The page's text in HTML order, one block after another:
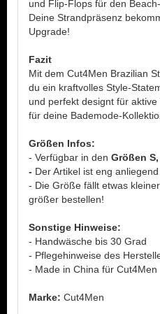
und Flip-Flops für den
Deine Strandpräsenz
Upgrade!
Fazit
Mit dem Cut4Men Brazilian
du ein kraftvolles Style-
und perfekt designt für
für deine Bademode-
Größen Infos:
- Verfügbar in den Größen
- Der Artikel ist eng anliegend
- Die Größe fällt etwas
größer bestellen!
Sonstige Hinweise:
- Handwäsche bis 30 Grad
- Pflegehinweise des
- Made in China für Cut4Men
Marke: Cut4Men